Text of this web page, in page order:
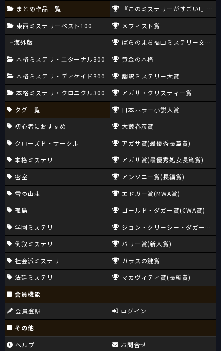
まとめ作品一覧
東西ミステリーベスト100
海外版
本格ミステリ・エターナル300
本格ミステリ・ディケイド300
本格ミステリ・クロニクル300
タグ一覧
初心者におすすめ
クローズド・サークル
本格ミステリ
密室
雪の山荘
孤島
学園ミステリ
倒叙ミステリ
社会派ミステリ
法廷ミステリ
『このミステリーがすごい!』大賞
メフィスト賞
ばらのまち福山ミステリー文学新
黄金の本格
翻訳ミステリー大賞
アガサ・クリスティー賞
日本ホラー小説大賞
大藪春彦賞
アガサ賞(最優秀長篇賞)
アガサ賞(最優秀処女長篇賞)
アンソニー賞(長編賞)
エドガー賞(MWA賞)
ゴールド・ダガー賞(CWA賞)
ジョン・クリーシー・ダガー賞
バリー賞(新人賞)
ガラスの鍵賞
マカヴィティ賞(長編賞)
会員機能
会員登録
ログイン
その他
ヘルプ
お問合せ